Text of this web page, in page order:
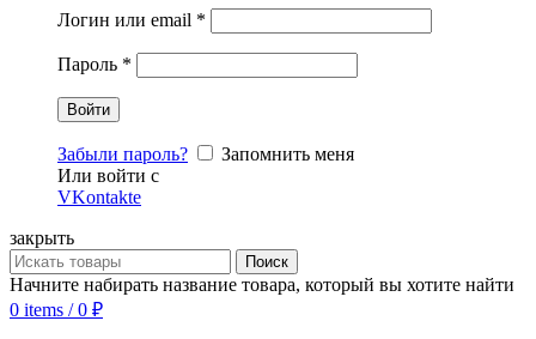
Логин или email *
Пароль *
Забыли пароль?
Запомнить меня
Или войти с
VKontakte
закрыть
Поиск
Начните набирать название товара, который вы хотите найти
0 items / 0 ₽